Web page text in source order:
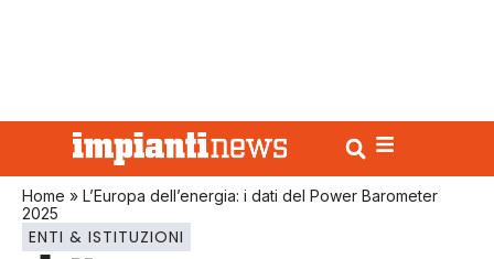
Home » L’Europa dell’energia: i dati del Power Barometer
2025
ENTI & ISTITUZIONI